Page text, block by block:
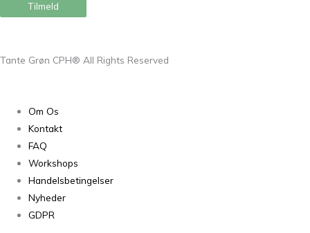
Tilmeld
Tante Grøn CPH® All Rights Reserved
Om Os
Kontakt
FAQ
Workshops
Handelsbetingelser
Nyheder
GDPR